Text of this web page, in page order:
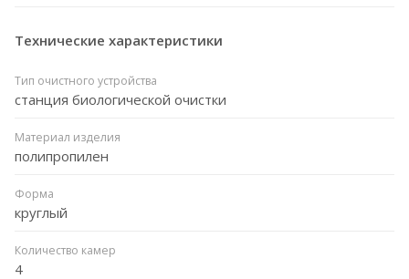
Технические характеристики
Тип очистного устройства
станция биологической очистки
Материал изделия
полипропилен
Форма
круглый
Количество камер
4